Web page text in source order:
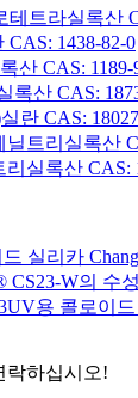
트라실록산
CAS: 1438-82-0
산 CAS: 1189-
록산 CAS:
란 CAS:
트리실록산
실록산 CAS:
실리카
CS23-W의 수
용 콜로이
락하십시오!